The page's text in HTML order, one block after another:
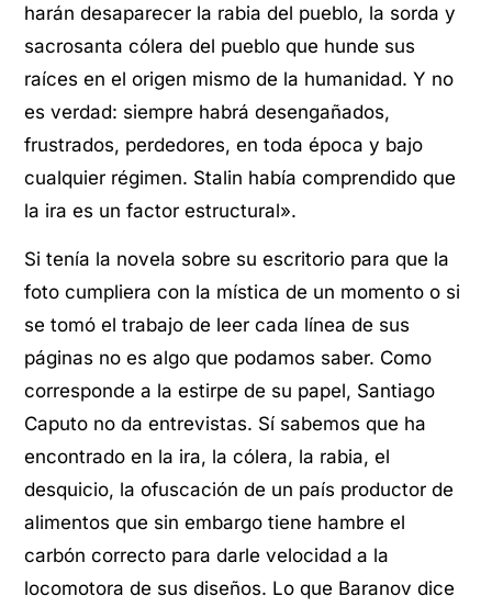
harán desaparecer la rabia del pueblo, la sorda y
sacrosanta cólera del pueblo que hunde sus
raíces en el origen mismo de la humanidad. Y no
es verdad: siempre habrá desengañados,
frustrados, perdedores, en toda época y bajo
cualquier régimen. Stalin había comprendido que
la ira es un factor estructural».
Si tenía la novela sobre su escritorio para que la
foto cumpliera con la mística de un momento o si
se tomó el trabajo de leer cada línea de sus
páginas no es algo que podamos saber. Como
corresponde a la estirpe de su papel, Santiago
Caputo no da entrevistas. Sí sabemos que ha
encontrado en la ira, la cólera, la rabia, el
desquicio, la ofuscación de un país productor de
alimentos que sin embargo tiene hambre el
carbón correcto para darle velocidad a la
locomotora de sus diseños. Lo que Baranov dice